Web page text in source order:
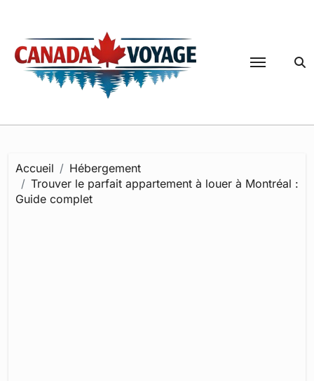
contenu
Accueil
Hébergement
Trouver le parfait appartement à louer à Montréal :
Guide complet